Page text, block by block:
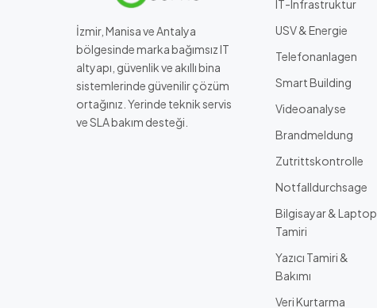
İzmir, Manisa ve Antalya
bölgesinde marka bağımsız IT
altyapı, güvenlik ve akıllı bina
sistemlerinde güvenilir çözüm
ortağınız. Yerinde teknik servis
ve SLA bakım desteği.
IT-Infrastruktur
USV & Energie
Telefonanlagen
Smart Building
Videoanalyse
Brandmeldung
Zutrittskontrolle
Notfalldurchsage
Bilgisayar & Laptop
Tamiri
Yazıcı Tamiri &
Bakımı
Veri Kurtarma